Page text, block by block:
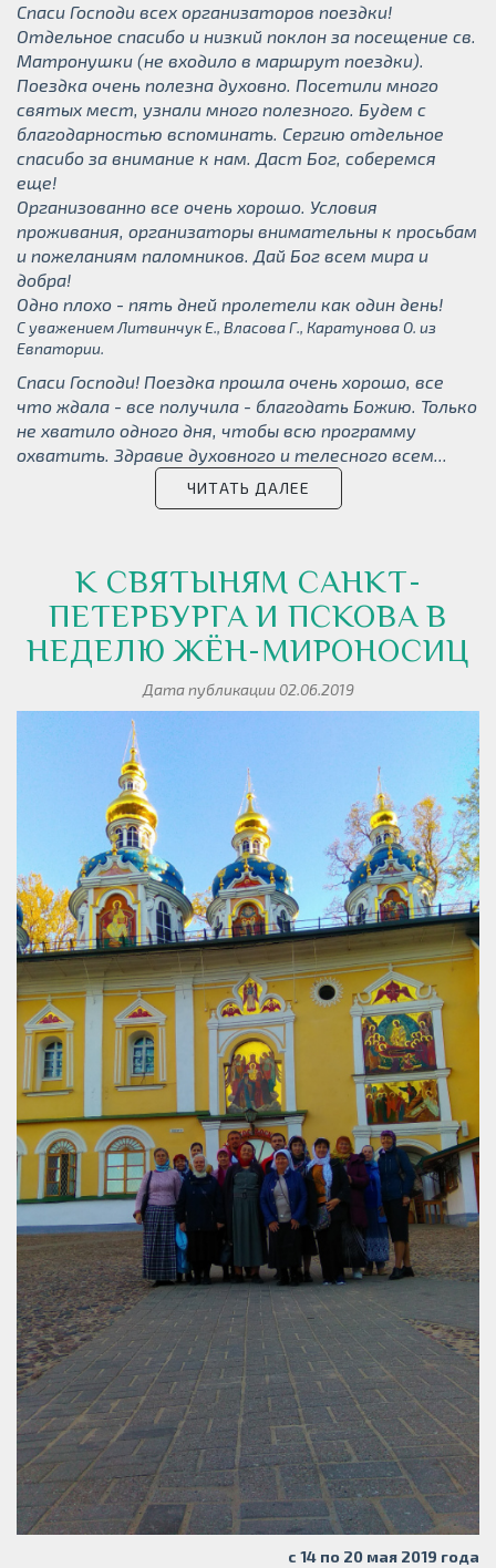
Спаси Господи всех организаторов поездки!
Отдельное спасибо и низкий поклон за посещение св.
Матронушки (не входило в маршрут поездки).
Поездка очень полезна духовно. Посетили много
святых мест, узнали много полезного. Будем с
благодарностью вспоминать. Сергию отдельное
спасибо за внимание к нам. Даст Бог, соберемся
еще!
Организованно все очень хорошо. Условия
проживания, организаторы внимательны к просьбам
и пожеланиям паломников. Дай Бог всем мира и
добра!
Одно плохо - пять дней пролетели как один день!
С уважением Литвинчук Е., Власова Г., Каратунова О. из
Евпатории.
Спаси Господи! Поездка прошла очень хорошо, все
что ждала - все получила - благодать Божию. Только
не хватило одного дня, чтобы всю программу
охватить. Здравие духовного и телесного всем...
ЧИТАТЬ ДАЛЕЕ
К СВЯТЫНЯМ САНКТ-
ПЕТЕРБУРГА И ПСКОВА В
НЕДЕЛЮ ЖЁН-МИРОНОСИЦ
Дата публикации 02.06.2019
с 14 по 20 мая 2019 года